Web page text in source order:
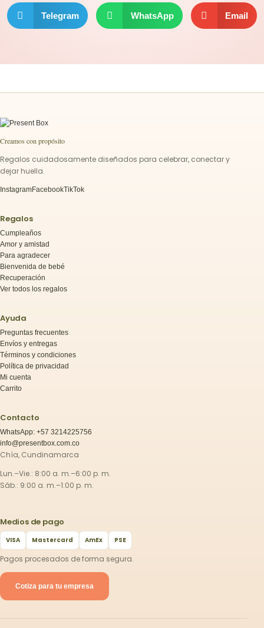
Telegram WhatsApp Email
Creamos con propósito
Regalos cuidadosamente diseñados para celebrar, conectar y
dejar huella.
InstagramFacebookTikTok
Regalos
Cumpleaños
Amor y amistad
Para agradecer
Bienvenida de bebé
Recuperación
Ver todos los regalos
Ayuda
Preguntas frecuentes
Envíos y entregas
Términos y condiciones
Política de privacidad
Mi cuenta
Carrito
Contacto
WhatsApp: +57 3214225756
info@presentbox.com.co
Chía, Cundinamarca
Lun.–Vie.: 8:00 a. m.–6:00 p. m.
Sáb.: 9:00 a. m.–1:00 p. m.
Medios de pago
VISA Mastercard AmEx PSE
Pagos procesados de forma segura.
Cotiza para tu empresa